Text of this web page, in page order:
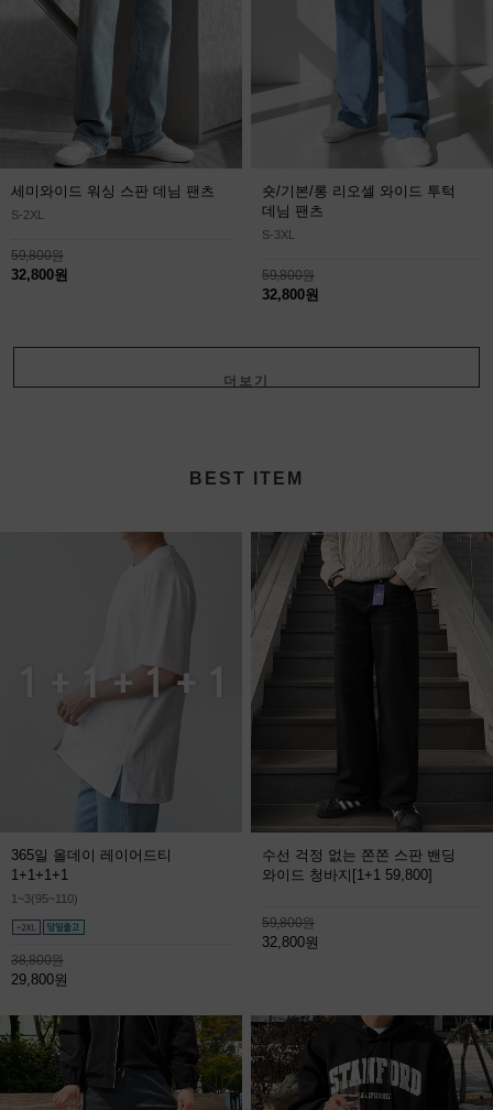
세미와이드 워싱 스판 데님 팬츠
S-2XL
59,800원
32,800원
숏/기본/롱 리오셀 와이드 투턱
데님 팬츠
S-3XL
59,800원
32,800원
BEST ITEM
365일 올데이 레이어드티
1+1+1+1
1~3(95~110)
38,800원
29,800원
수선 걱정 없는 쫀쫀 스판 밴딩
와이드 청바지 [1+1 59,800]
59,800원
32,800원